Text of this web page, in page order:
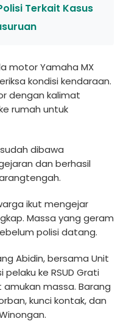
Terkait Kasus
motor Yamaha MX
kondisi kendaraan.
dengan kalimat
rumah untuk
dibawa
dan berhasil
ikut mengejar
Massa yang geram
polisi datang.
Abidin, bersama Unit
ke RSUD Grati
massa. Barang
kunci kontak, dan